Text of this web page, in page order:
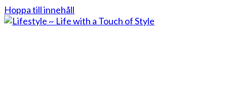
Hoppa till innehåll